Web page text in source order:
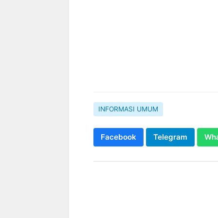
INFORMASI UMUM
Facebook Telegram